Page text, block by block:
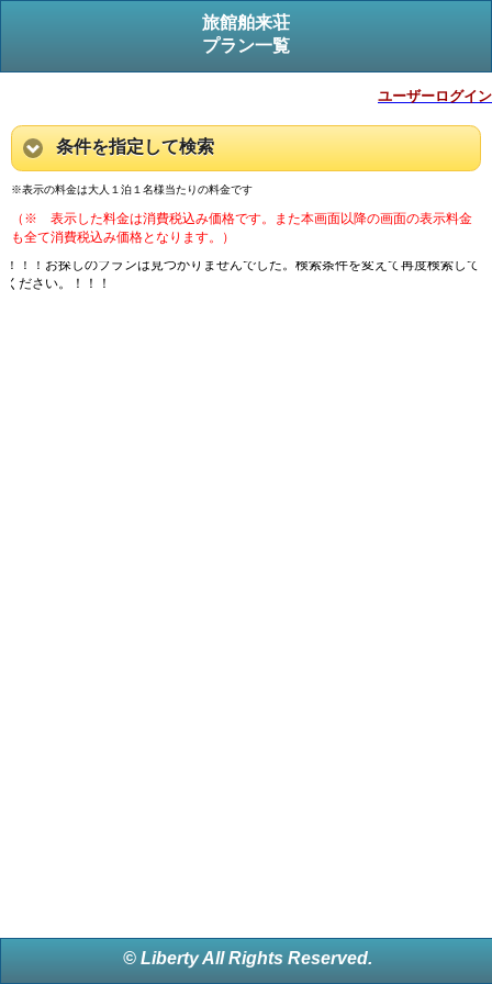
旅館舶来荘
プラン一覧
ユーザーログイン
条件を指定して検索
※表示の料金は大人１泊１名様当たりの料金です
（※ 表示した料金は消費税込み価格です。また本画面以降の画面の表示料金
も全て消費税込み価格となります。）
！！！お探しのプランは見つかりませんでした。検索条件を変えて再度検索して
ください。！！！
© Liberty All Rights Reserved.